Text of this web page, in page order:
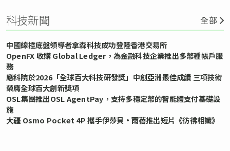
科技新聞 全部
中國線控底盤領導者拿森科技成功登陸香港交易所
OpenFX 收購 Global Ledger，為金融科技企業推出多幣種帳戶服
務
應科院於2026「全球百大科技研發獎」中創亞洲最佳成績 三項技術
榮膺全球百大創新獎項
OSL集團推出OSL AgentPay，支持多穩定幣的智能體支付基礎設
施
大疆 Osmo Pocket 4P 攜手伊莎貝•雨蓓推出短片《彷彿相識》